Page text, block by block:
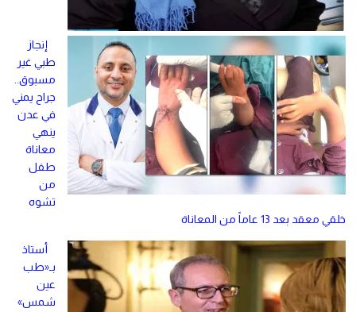
إنجاز
طبي غير
مسبوق..
جراح يمني
في عدن
ينهي
معاناة
طفل
من
تشوه
خلقي معقد بعد 13 عاماً من المعاناة
أستاذ
بـ«طب
عين
شمس»